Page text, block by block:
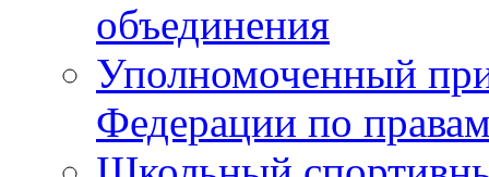
объединения
Уполномоченный
Федерации по